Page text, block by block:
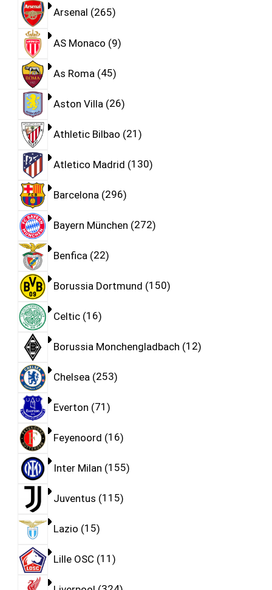
Arsenal 265
AS Monaco 9
As Roma 45
Aston Villa 26
Athletic Bilbao 21
Atletico Madrid 130
Barcelona 296
Bayern München 272
Benfica 22
Borussia Dortmund 150
Celtic 16
Borussia Monchengladbach 12
Chelsea 253
Everton 71
Feyenoord 16
Inter Milan 155
Juventus 115
Lazio 15
Lille OSC 11